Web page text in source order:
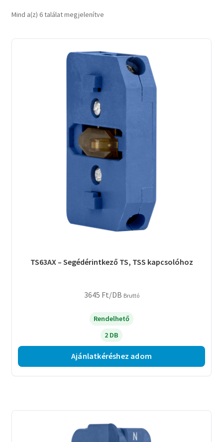
Mind a(z) 6 találat megjelenítveSorted
TS63AX – Segédérintkező TS, TSS kapcsolóhoz
3645 Ft/DB Bruttó
Rendelhető
2 DB
Ajánlatkéréshez adom